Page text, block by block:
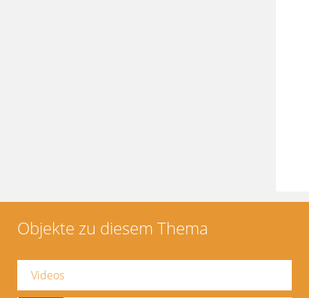
Objekte zu diesem Thema
Videos